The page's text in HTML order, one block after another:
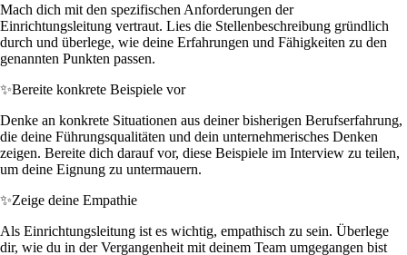
Mach dich mit den spezifischen Anforderungen der
Einrichtungsleitung vertraut. Lies die Stellenbeschreibung gründlich
durch und überlege, wie deine Erfahrungen und Fähigkeiten zu den
genannten Punkten passen.
✨Bereite konkrete Beispiele vor
Denke an konkrete Situationen aus deiner bisherigen Berufserfahrung,
die deine Führungsqualitäten und dein unternehmerisches Denken
zeigen. Bereite dich darauf vor, diese Beispiele im Interview zu teilen,
um deine Eignung zu untermauern.
✨Zeige deine Empathie
Als Einrichtungsleitung ist es wichtig, empathisch zu sein. Überlege
dir, wie du in der Vergangenheit mit deinem Team umgegangen bist